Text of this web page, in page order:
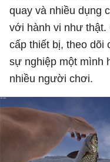
quay và nhiều dụng
với hành vi như thật.
cấp thiết bị, theo dõi
sự nghiệp một mình
nhiều người chơi.